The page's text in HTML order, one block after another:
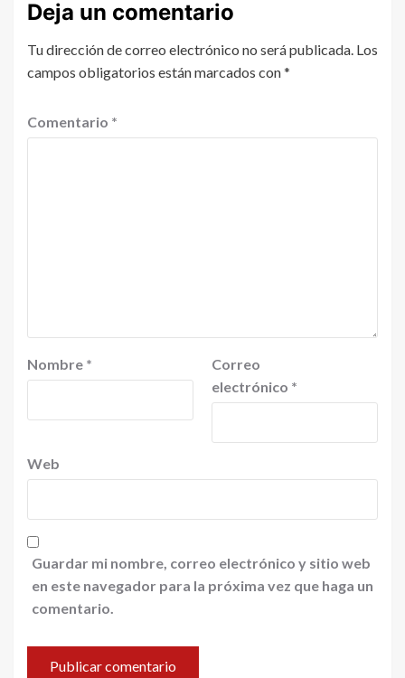
Deja un comentario
Tu dirección de correo electrónico no será publicada. Los
campos obligatorios están marcados con*
Comentario *
Nombre *
Correo
electrónico *
Web
Guardar mi nombre, correo electrónico y sitio web
en este navegador para la próxima vez que haga un
comentario.